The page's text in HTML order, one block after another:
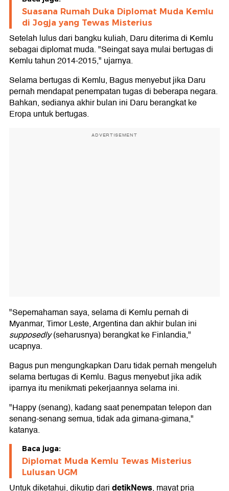
Suasana Rumah Duka Diplomat Muda Kemlu
di Jogja yang Tewas Misterius
Setelah lulus dari bangku kuliah, Daru diterima di Kemlu
sebagai diplomat muda. "Seingat saya mulai bertugas di
Kemlu tahun 2014-2015," ujarnya.
Selama bertugas di Kemlu, Bagus menyebut jika Daru
pernah mendapat penempatan tugas di beberapa negara.
Bahkan, sedianya akhir bulan ini Daru berangkat ke
Eropa untuk bertugas.
ADVERTISEMENT
"Sepemahaman saya, selama di Kemlu pernah di
Myanmar, Timor Leste, Argentina dan akhir bulan ini
supposedly(seharusnya) berangkat ke Finlandia,"
ucapnya.
Bagus pun mengungkapkan Daru tidak pernah mengeluh
selama bertugas di Kemlu. Bagus menyebut jika adik
iparnya itu menikmati pekerjaannya selama ini.
"Happy (senang), kadang saat penempatan telepon dan
senang-senang semua, tidak ada gimana-gimana,"
katanya.
Baca juga:
Diplomat Muda Kemlu Tewas Misterius
Lulusan UGM
Untuk diketahui, dikutip daridetikNews, mayat pria